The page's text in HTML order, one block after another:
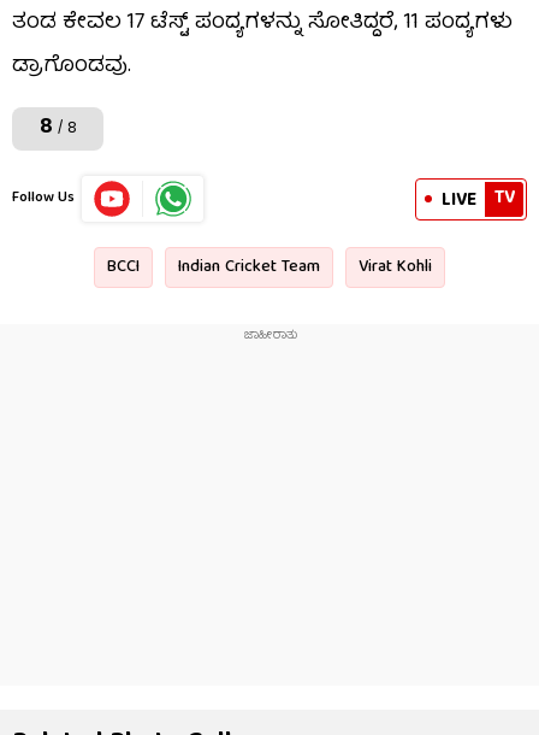
ತಂಡ ಕೇವಲ 17 ಟೆಸ್ಟ್ ಪಂದ್ಯಗಳನ್ನು ಸೋತಿದ್ದರೆ, 11 ಪಂದ್ಯಗಳು
ಡ್ರಾಗೊಂಡವು.
8 / 8
Follow Us LIVE TV
BCCI Indian Cricket Team Virat Kohli